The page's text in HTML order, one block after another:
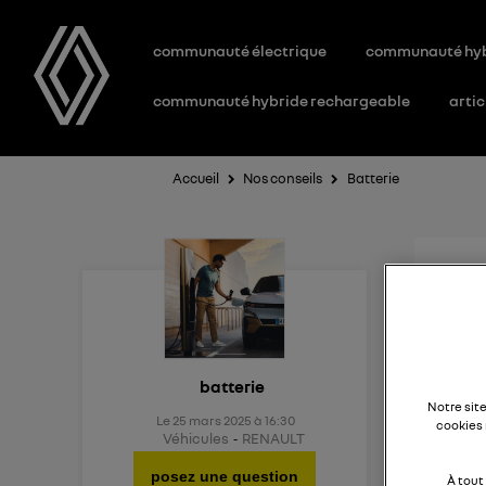
communauté électrique communauté
communauté hybride rechargeable
Accueil Nos conseils Batterie
batterie
Le 25 mars 2025 à 16:30
Véhicules RENAULT
posez une question
Notre
cookies
À tout